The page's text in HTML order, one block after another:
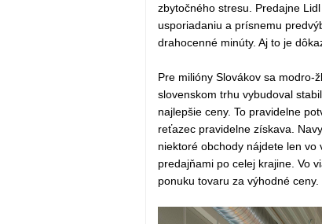
zbytočného stresu. Predajne
usporiadaniu a prísnemu
drahocenné minúty. Aj to je
Pre milióny Slovákov sa modro-
slovenskom trhu vybudoval
najlepšie ceny. To pravidelne
reťazec pravidelne získava.
niektoré obchody nájdete len
predajňami po celej krajine. Vo
ponuku tovaru za výhodné ceny.